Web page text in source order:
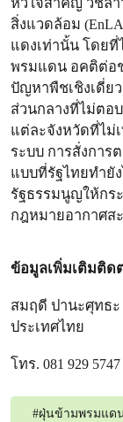
สิ่งแวดล้อม
แดงเท่านั้น โดย
พรมแดน อคติต่อ
ปัญหาพืชเชิงเดี่ย
ส่วนกลางที่ไม่ตอ
แต่ละจังหวัดที่ไม่
ระบบ การสั่งการ
แบบที่รัฐไทยทำยั
รัฐธรรมนูญให้กร
กฎหมายอากาศส
ข้อมูลเพิ่มเติมติด
สมฤดี ปานะศุทธ
ประเทศไทย
โทร. 081 929
#ฝุ่นข้ามพรมแด